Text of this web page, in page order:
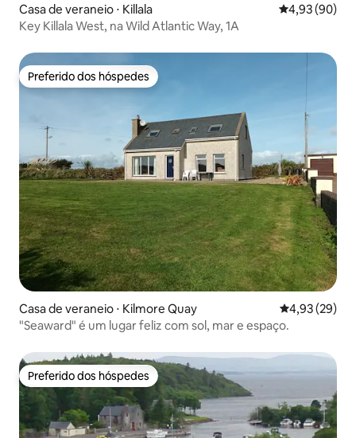
Casa de veraneio ⋅ Killala 4,93 de uma
4,93 (90)
Key Killala West, na Wild Atlantic Way, 1A
Preferido dos hóspedes
Preferido dos hóspedes
Casa de veraneio ⋅ Kilmore Quay 4,93 de uma
4,93 (29)
"Seaward" é um lugar feliz com sol, mar e espaço.
Preferido dos hóspedes
Preferido dos hóspedes